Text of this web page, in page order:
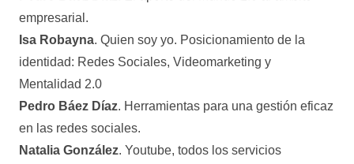
empresarial.
Isa Robayna. Quien soy yo. Posicionamiento de la
identidad: Redes Sociales, Videomarketing y
Mentalidad 2.0
Pedro Báez Díaz. Herramientas para una gestión eficaz
en las redes sociales.
Natalia González. Youtube, todos los servicios